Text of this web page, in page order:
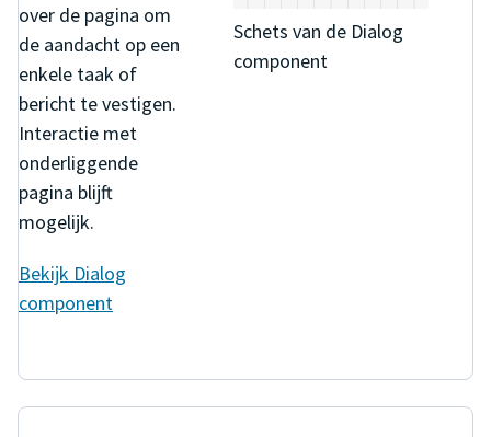
Schets van de Dialog
component
over de pagina om
de aandacht op een
enkele taak of
bericht te vestigen.
Interactie met
onderliggende
pagina blijft
mogelijk.
Bekijk Dialog
component